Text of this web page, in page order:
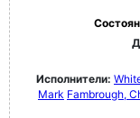
Исполнители:
Mark Fambrough,